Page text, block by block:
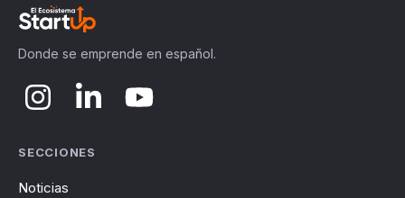
Donde se emprende en español.
SECCIONES
Noticias